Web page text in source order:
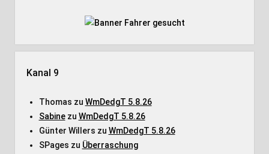
Kanal 9
Thomas zu WmDedgT 5.8.26
Sabinezu WmDedgT 5.8.26
Günter Willers zu WmDedgT 5.8.26
SPages zu Überraschung